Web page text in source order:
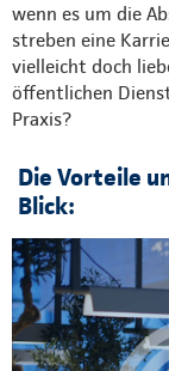
wenn es um die
streben eine
vielleicht doch
öffentlichen
Praxis?
Die Vorteile
Blick: